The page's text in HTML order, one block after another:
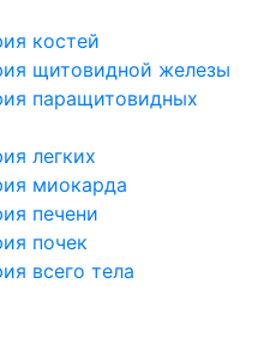
костей
щитовидной железы
паращитовидных
легких
миокарда
печени
почек
всего тела